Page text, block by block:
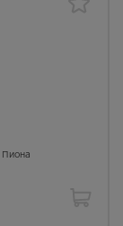
Пиона